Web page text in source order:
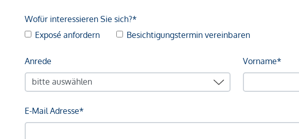
Wofür interessieren Sie sich?*
Exposé anfordern
Besichtigungstermin vereinbaren
Anrede Vorname*
E-Mail Adresse*